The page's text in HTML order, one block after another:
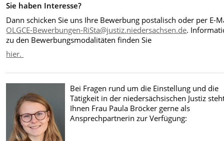
Sie haben Interesse?
Dann schicken Sie uns Ihre Bewerbung postalisch oder per E-
OLGCE-Bewerbungen-RiSta@justiz.niedersachsen.de.
zu den Bewerbungsmodalitäten finden Sie
hier.
Bei Fragen rund um die Einstellung und die
Tätigkeit in der niedersächsischen Justiz
Ihnen Frau Paula Bröcker gerne als
Ansprechpartnerin zur Verfügung: